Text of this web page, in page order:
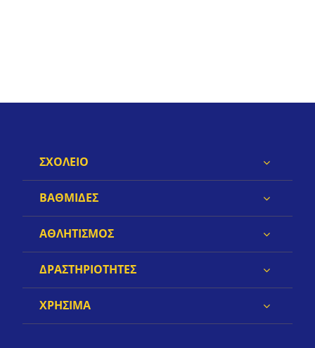
ΣΧΟΛΕΙΟ
ΒΑΘΜΙΔΕΣ
ΑΘΛΗΤΙΣΜΟΣ
ΔΡΑΣΤΗΡΙΟΤΗΤΕΣ
ΧΡΗΣΙΜΑ